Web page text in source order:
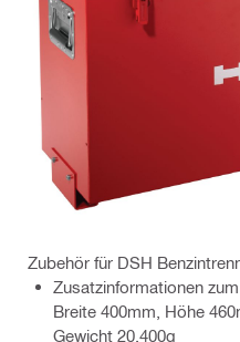
Zubehör für DSH
Zusatzinformationen
Breite 400mm, Höhe
Gewicht 20.400g